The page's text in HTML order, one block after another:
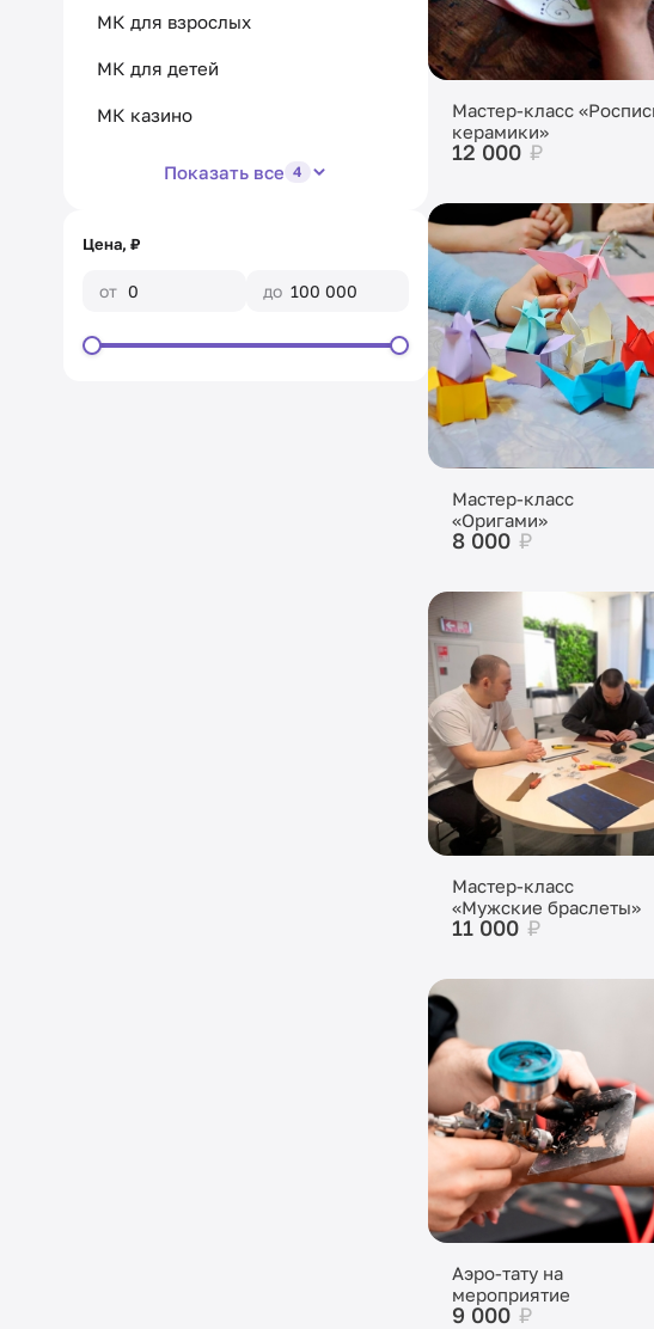
МК для взрослых
МК для детей
МК казино
Показать все 4
Цена, ₽
от до
Мастер-класс
керамики»
12 000 ₽
Мастер-класс
«Оригами»
8 000 ₽
Мастер-класс
«Мужские браслеты»
11 000 ₽
Аэро-тату на
мероприятие
9 000 ₽